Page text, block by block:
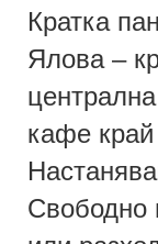
Кратка
Ялова –
кафе
Свободно